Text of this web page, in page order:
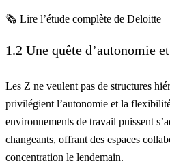
🗞️ Lire l’étude complète de Deloitte
1.2 Une quête d’autonomie
Les Z ne veulent pas de structures
privilégient l’autonomie et la
environnements de travail puissent
changeants, offrant des espaces
concentration le lendemain.